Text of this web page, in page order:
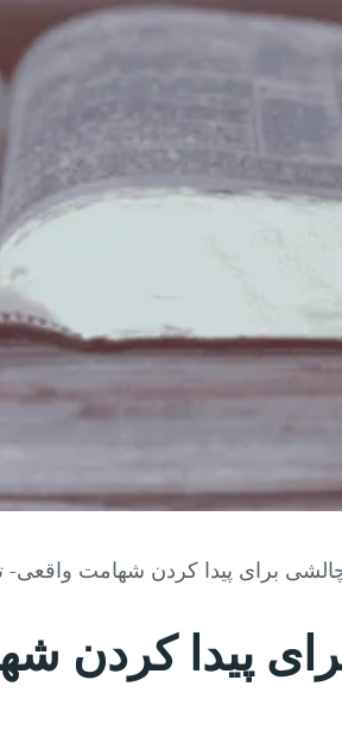
برای پیدا کردن شهامت واقعی-
پیدا کردن